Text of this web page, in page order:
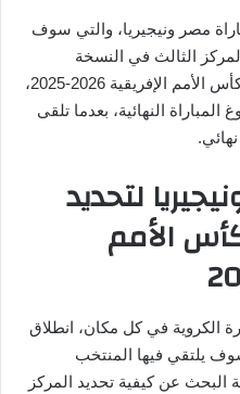
مصر ونيجيريا، والتي سوف
الثالث في النسخة
الخامسة والثلاثين. من عمر بطولة كأس الأمم الإفريقية 2026-2025،
النهائية، بعدما تلقى
لتحديد
الأمم
الكروية في كل مكان، انطلاق
يلتقي فيها المنتخب
البحث عن كيفية تحديد المركز